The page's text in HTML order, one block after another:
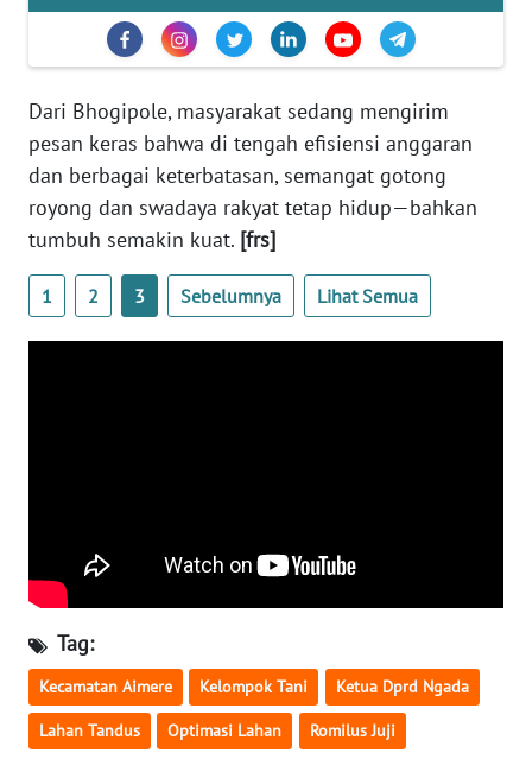
Dari Bhogipole, masyarakat sedang mengirim
pesan keras bahwa di tengah efisiensi anggaran
dan berbagai keterbatasan, semangat gotong
royong dan swadaya rakyat tetap hidup—bahkan
tumbuh semakin kuat. [frs]
1 2 3 Sebelumnya Lihat Semua
Tag:
Kecamatan Aimere Kelompok Tani Ketua Dprd Ngada
Lahan Tandus Optimasi Lahan Romilus Juji
TENTANG
MEDIA
SIBER
REDAKSI
KARIR
WN
JAKARTA
WN
JABAR